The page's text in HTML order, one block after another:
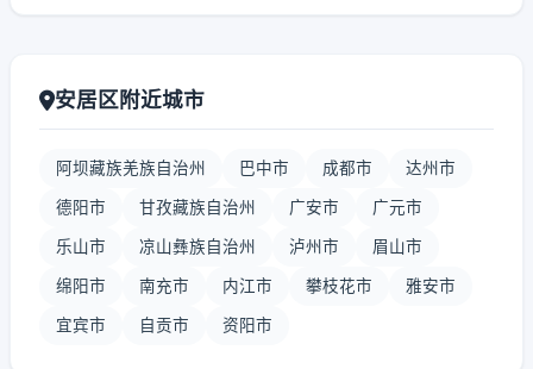
安居区附近城市
阿坝藏族羌族自治州 巴中市 成都市 达州市
德阳市 甘孜藏族自治州 广安市 广元市
乐山市 凉山彝族自治州 泸州市 眉山市
绵阳市 南充市 内江市 攀枝花市 雅安市
宜宾市 自贡市 资阳市